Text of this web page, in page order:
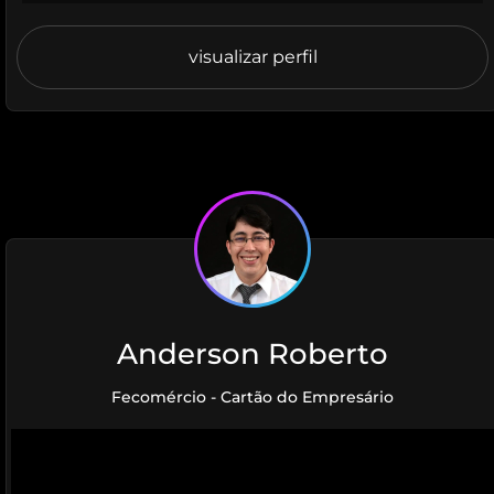
visualizar perfil
Anderson Roberto
Fecomércio - Cartão do Empresário